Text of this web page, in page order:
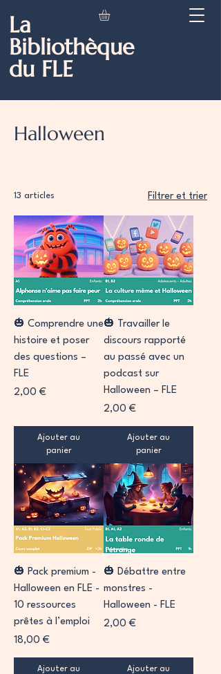
La
Bibliothèque
du FLE
Halloween
13 articles Filtrer et trier
🎃 Comprendre une
histoire et poser
des questions –
FLE
Prix
2,00 €
Ajouter au
panier
🎃 Travailler le
discours rapporté
au passé avec un
podcast sur
Halloween – FLE
Prix
2,00 €
Ajouter au
panier
🎃 Pack premium -
Halloween en FLE -
10 ressources
prêtes à l’emploi
Prix
18,00 €
Ajouter au
🎃 Débattre entre
monstres -
Halloween - FLE
Prix
2,00 €
Ajouter au